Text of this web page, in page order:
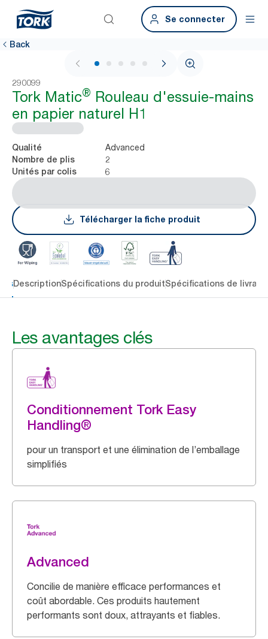
Se connecter
Back
1 / 7
290099
Tork Matic® Rouleau d'essuie-mains
en papier naturel H1
Qualité Advanced
Nombre de plis 2
Unités par colis 6
Télécharger la fiche produit
DescriptionSpécifications du produitSpécifications de
Les avantages clés
Conditionnement Tork Easy
Handling®
pour un transport et une élimination de l’emballage
simplifiés
Advanced
Concilie de manière efficace performances et
coût abordable. Ces produits hautement
performants sont doux, attrayants et fiables.